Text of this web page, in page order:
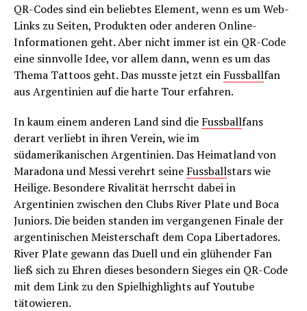
QR-Codes sind ein beliebtes Element, wenn es um Web-
Links zu Seiten, Produkten oder anderen Online-
Informationen geht. Aber nicht immer ist ein QR-Code
eine sinnvolle Idee, vor allem dann, wenn es um das
Thema Tattoos geht. Das musste jetzt ein Fussballfan
aus Argentinien auf die harte Tour erfahren.
In kaum einem anderen Land sind die Fussballfans
derart verliebt in ihren Verein, wie im
südamerikanischen Argentinien. Das Heimatland von
Maradona und Messi verehrt seine Fussballstars wie
Heilige. Besondere Rivalität herrscht dabei in
Argentinien zwischen den Clubs River Plate und Boca
Juniors. Die beiden standen im vergangenen Finale der
argentinischen Meisterschaft dem Copa Libertadores.
River Plate gewann das Duell und ein glühender Fan
ließ sich zu Ehren dieses besondern Sieges ein QR-Code
mit dem Link zu den Spielhighlights auf Youtube
tätowieren.